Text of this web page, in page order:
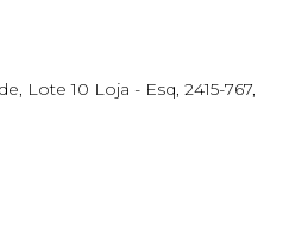
Lote 10 Loja - Esq, 2415-767,